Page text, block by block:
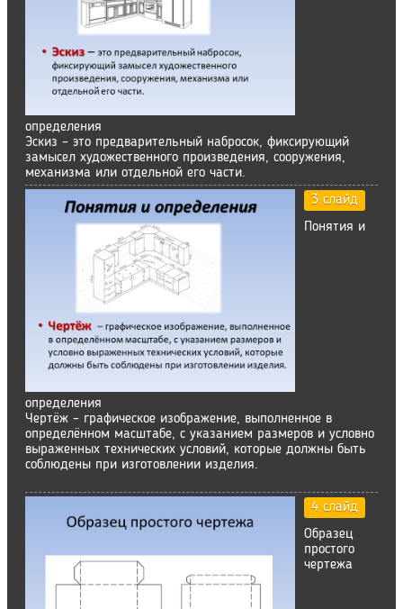
определения
Эскиз – это предварительный набросок, фиксирующий
замысел художественного произведения, сооружения,
механизма или отдельной его части.
3 слайд
Понятия и
определения
Чертёж – графическое изображение, выполненное в
определённом масштабе, с указанием размеров и условно
выраженных технических условий, которые должны быть
соблюдены при изготовлении изделия.
4 слайд
Образец
простого
чертежа